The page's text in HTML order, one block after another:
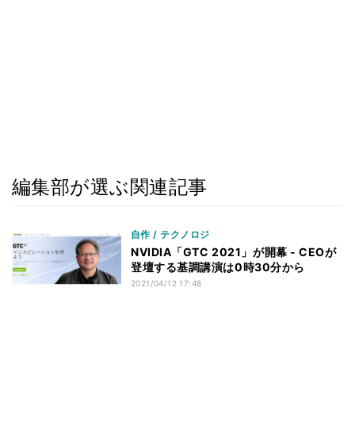
編集部が選ぶ関連記事
自作 / テクノロジ
NVIDIA「GTC 2021」が開幕 - CEOが
登壇する基調講演は0時30分から
2021/04/12 17:48